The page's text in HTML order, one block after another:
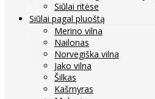
Siūlai ritėse
Siūlai pagal pluoštą
Merino vilna
Nailonas
Norvegiška vilna
Jako vilna
Šilkas
Kašmyras